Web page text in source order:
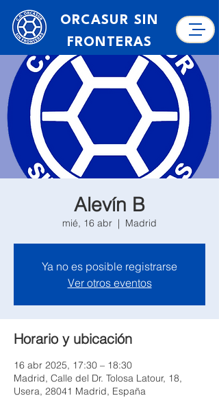
ORCASUR SIN
FRONTERAS
Alevín B
mié, 16 abr
  |
Madrid
Ya no es posible registrarse
Ver otros eventos
Horario y ubicación
16 abr 2025, 17:30 – 18:30
Madrid, Calle del Dr. Tolosa Latour, 18,
Usera, 28041 Madrid, España